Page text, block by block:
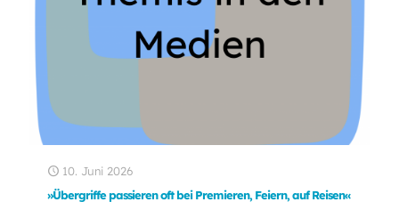
10. Juni 2026
»Übergriffe passieren oft bei Premieren, Feiern, auf Reisen«